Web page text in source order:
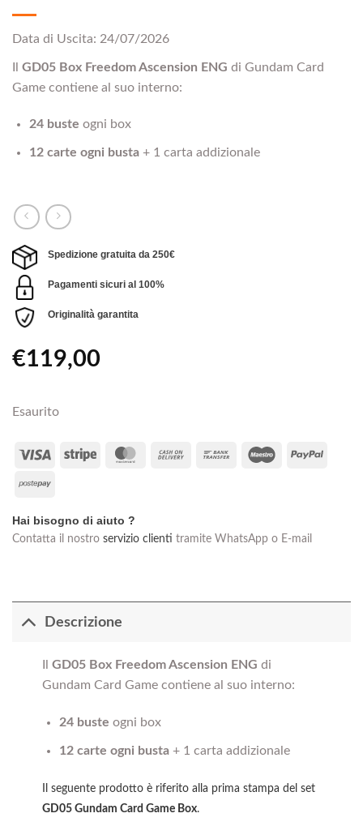
Data di Uscita: 24/07/2026
Il GD05 Box Freedom Ascension ENG di Gundam Card
Game contiene al suo interno:
24 buste ogni box
12 carte ogni busta+ 1 carta addizionale
Spedizione gratuita da 250€
Pagamenti sicuri al 100%
Originalità garantita
€119,00
Esaurito
Visa Stripe MasterCard
Cash
Bank
MaestroPayPal
Postepay
Hai bisogno di aiuto ?
Contatta il nostro servizio clienti tramite WhatsApp o E-mail
Descrizione
GD05 Box Freedom Ascension ENG di
Gundam Card Game contiene al suo interno:
24 buste ogni box
12 carte ogni busta+ 1 carta addizionale
Il seguente prodotto è riferito alla prima stampa del set
GD05 Gundam Card Game Box.